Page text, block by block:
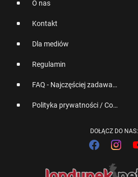
O nas
Kontakt
Dla mediów
Regulamin
FAQ - Najczęściej zadawane pytania
Polityka prywatności / Cookies
DOŁĄCZ DO NAS: